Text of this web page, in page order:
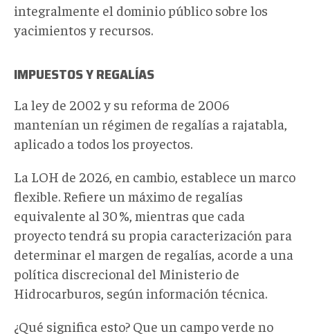
integralmente el dominio público sobre los
yacimientos y recursos.
IMPUESTOS Y REGALÍAS
La ley de 2002 y su reforma de 2006
mantenían un régimen de regalías a rajatabla,
aplicado a todos los proyectos.
La LOH de 2026, en cambio, establece un marco
flexible. Refiere un máximo de regalías
equivalente al 30 %, mientras que cada
proyecto tendrá su propia caracterización para
determinar el margen de regalías, acorde a una
política discrecional del Ministerio de
Hidrocarburos, según información técnica.
¿Qué significa esto? Que un campo verde no